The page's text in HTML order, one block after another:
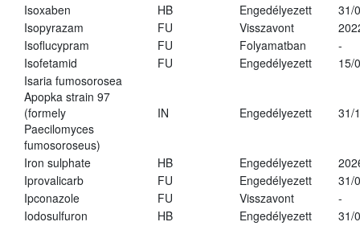
Isoxaben
HB Engedélyezett
31/
Isopyrazam
FU Visszavont
Isoflucypram
FU Folyamatban
-
Isofetamid
FU Engedélyezett
15/
Isaria fumosorosea
Apopka strain 97
(formely
Paecilomyces
fumosoroseus)
IN Engedélyezett 31/
Iron sulphate HB Engedélyezett
Iprovalicarb
FU Engedélyezett
31/
Ipconazole
FU Visszavont
-
Iodosulfuron
HB Engedélyezett
31/